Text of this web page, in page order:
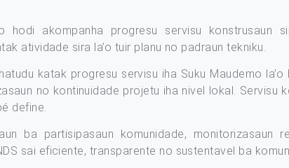
hodi akompanha progresu servisu
atividade sira la’o tuir planu no padraun tekniku.
katak progresu servisu iha Suku Maudemo
no kontinuidade projetu iha nivel lokal.
define.
ba partisipasaun komunidade, monitorizasaun
sai eficiente, transparente no sustentavel ba